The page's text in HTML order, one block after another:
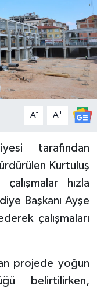
A- A+
tarafından
Kurtuluş
hızla
Başkanı Ayşe
çalışmaları
projede yoğun
belirtilirken,